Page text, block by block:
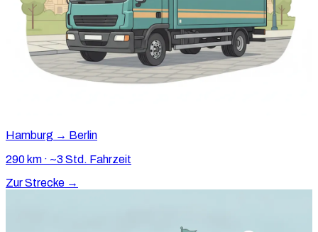
Hamburg → Berlin
290 km · ~3 Std. Fahrzeit
Zur Strecke →